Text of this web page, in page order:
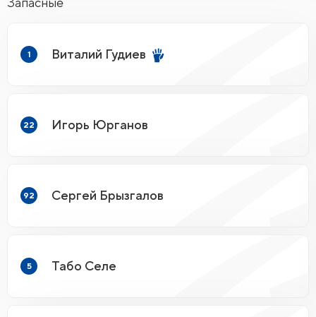
1 Виталий Гудиев
22 Игорь Юрганов
92 Сергей Брызгалов
5 Табо Селе